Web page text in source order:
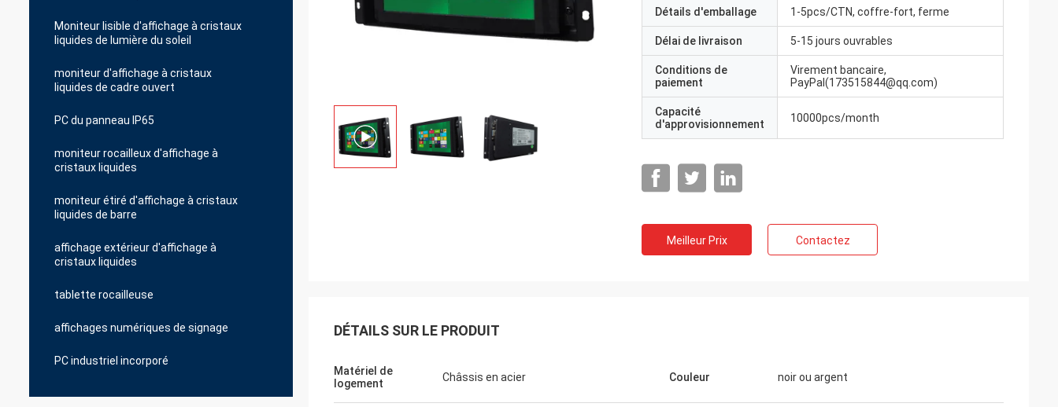
Moniteur lisible d'affichage à cristaux
liquides de lumière du soleil
moniteur d'affichage à cristaux
liquides de cadre ouvert
PC du panneau IP65
moniteur rocailleux d'affichage à
cristaux liquides
moniteur étiré d'affichage à cristaux
liquides de barre
affichage extérieur d'affichage à
cristaux liquides
tablette rocailleuse
affichages numériques de signage
PC industriel incorporé
Détails d'emballage 1-5pcs/CTN, coffre-fort, ferme
Délai de livraison 5-15 jours ouvrables
Conditions de
paiement
Virement bancaire,
PayPal(173515844@qq.com)
Capacité
d'approvisionnement
10000pcs/month
Meilleur Prix Contactez
DÉTAILS SUR LE PRODUIT
Matériel de
logement
Châssis en acier Couleur noir ou argent